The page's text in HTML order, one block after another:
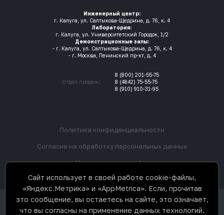
Инженерный центр:
г. Калуга, ул. Салтыкова-Щедрина, д. 76, к. 4
Лаборатория:
г. Калуга, ул. Университетский Городок, 1/2
Демонстрационные залы:
- г. Калуга, ул. Салтыкова-Щедрина, д. 76, к. 4
- г. Москва, Ленинский пр-кт, д. 4
Отдел продаж:
8 (800) 201-55-75
8 (4842) 75-55-75
8 (910) 910-31-95
Политика конфиденциальности
Согласие на обработку персональных данных
Использование cookie
защищены. Не является
Сайт использует в своей работе cookie-файлы,
«Яндекс.Метрика» и «AppMetrica». Если, прочитав
это сообщение, вы остаетесь на сайте, это означает,
что вы согласны на применение данных технологий.